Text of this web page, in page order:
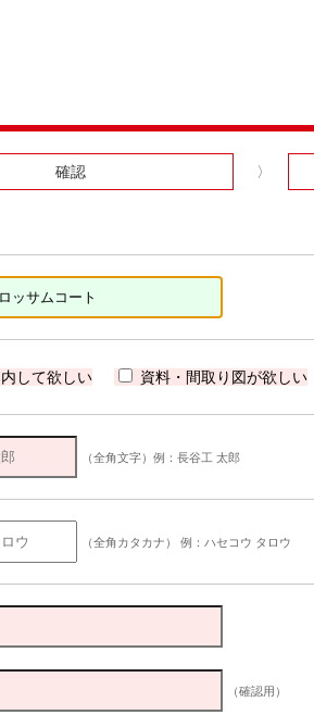
確認
して欲しい 資料・間取り図が欲しい
（全角文字）例：長谷工 太郎
（全角カタカナ） 例：ハセコウ タロウ
（確認用）